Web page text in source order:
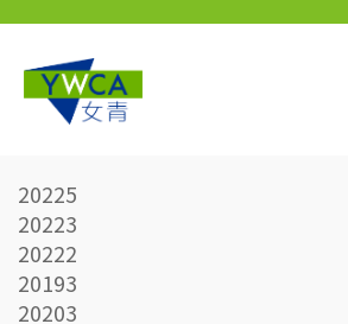
20225
20223
20222
20193
20203